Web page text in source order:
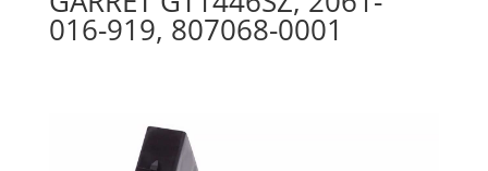
016-919, 807068-0001